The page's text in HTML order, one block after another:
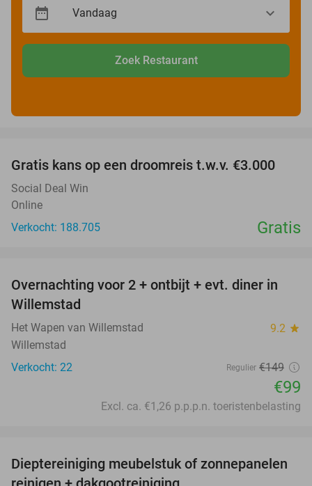
Zoek Restaurant
Gratis kans op een droomreis t.w.v. €3.000
Social Deal Win
Online
Verkocht: 188.705
Gratis
34%
Overnachting voor 2 + ontbijt + evt. diner in
Willemstad
Het Wapen van Willemstad 9.2 star
Willemstad
Verkocht: 22
Regulier €149
€99
Excl. ca. €1,26 p.p.p.n. toeristenbelasting
35%
Dieptereiniging meubelstuk of zonnepanelen